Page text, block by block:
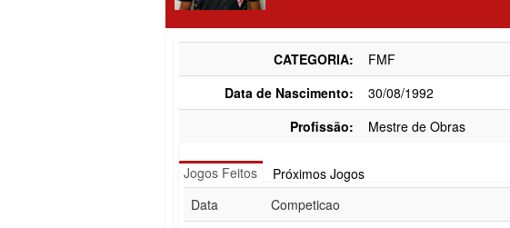
CATEGORIA:
FMF
Data de Nascimento:
30/08/1992
Profissão:
Mestre de Obras
Jogos Feitos
Próximos Jogos
Data
Competicao